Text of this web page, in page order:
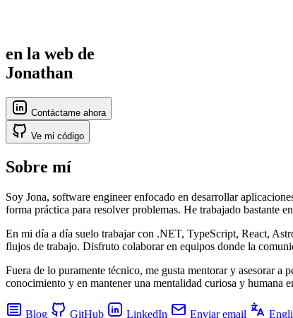
en la web de
Jonathan
Contáctame ahora
Ve mi código
Sobre mí
Soy Jona, software engineer enfocado en desarrollar
forma práctica para resolver problemas. He trabajado bastante
En mi día a día suelo trabajar con .NET, TypeScript, React,
flujos de trabajo. Disfruto colaborar en equipos donde la
Fuera de lo puramente técnico, me gusta mentorar y asesorar a
conocimiento y en mantener una mentalidad curiosa y humana
Blog GitHub LinkedIn Enviar email